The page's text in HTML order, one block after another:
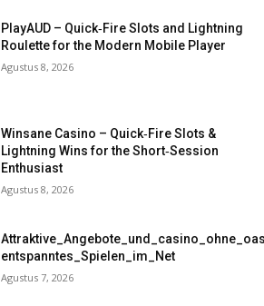
PlayAUD – Quick‑Fire Slots and Lightning
Roulette for the Modern Mobile Player
Agustus 8, 2026
Winsane Casino – Quick‑Fire Slots &
Lightning Wins for the Short‑Session
Enthusiast
Agustus 8, 2026
entspanntes_Spielen_im_Net
Agustus 7, 2026